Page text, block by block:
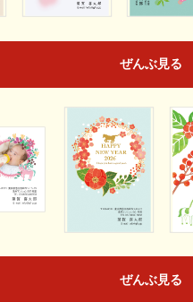
ぜんぶ見る
ぜんぶ見る